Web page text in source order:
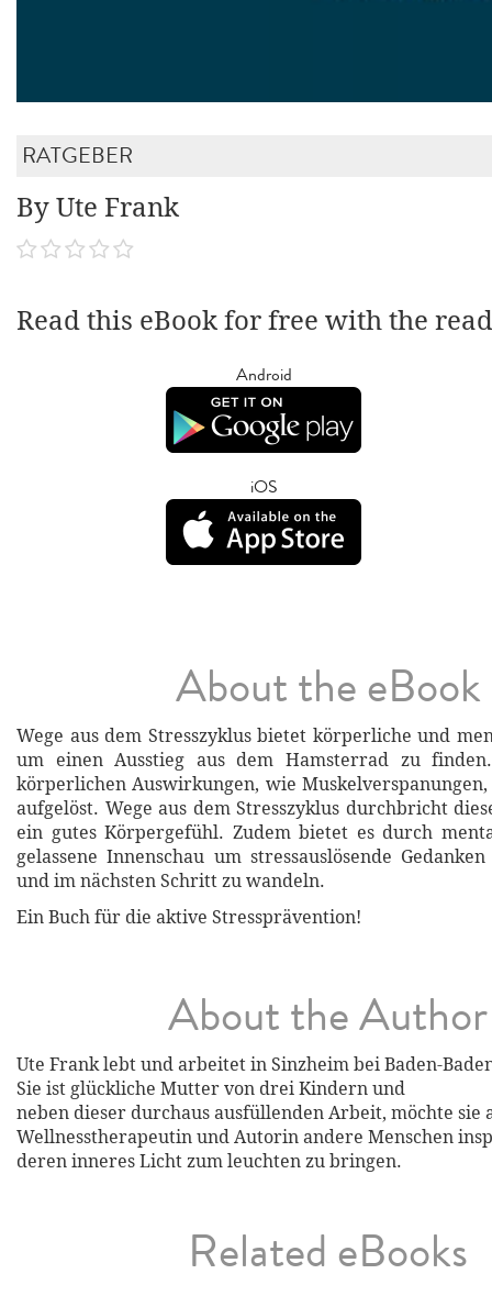
RATGEBER
By Ute Frank
Read this eBook for free with the
Android
iOS
About the eBook
Wege aus dem Stresszyklus bietet körperliche und
um einen Ausstieg aus dem Hamsterrad zu
körperlichen Auswirkungen, wie
aufgelöst. Wege aus dem Stresszyklus durchbricht
ein gutes Körpergefühl. Zudem bietet es durch
gelassene Innenschau um stressauslösende
und im nächsten Schritt zu wandeln.
Ein Buch für die aktive Stressprävention!
About the Author
Ute Frank lebt und arbeitet in Sinzheim bei Baden-
Sie ist glückliche Mutter von drei Kindern und
neben dieser durchaus ausfüllenden Arbeit, möchte sie
Wellnesstherapeutin und Autorin andere Menschen
deren inneres Licht zum leuchten zu bringen.
Related eBooks